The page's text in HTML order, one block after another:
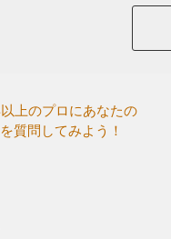
上のプロにあなたの
質問してみよう！